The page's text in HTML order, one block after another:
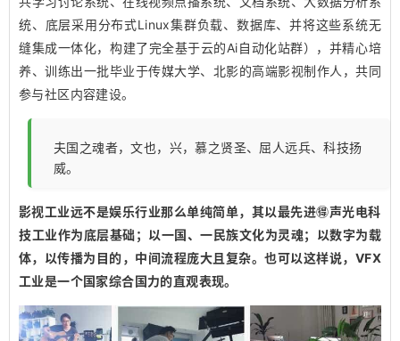
统、底层采用分布式Linux集群负载、数据库、并将这些系统无
缝集成一体化，构建了完全基于云的Ai自动化站群），并精心培
养、训练出一批毕业于传媒大学、北影的高端影视制作人，共同
参与社区内容建设。
夫国之魂者，文也，兴，慕之贤圣、屈人远兵、科技扬
威。
影视工业远不是娱乐行业那么单纯简单，其以最先进🉐️声光电科
技工业作为底层基础；以一国、一民族文化为灵魂；以数字为载
体，以传播为目的，中间流程庞大且复杂。也可以这样说，VFX
工业是一个国家综合国力的直观表现。